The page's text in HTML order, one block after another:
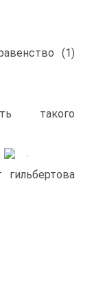
(1)
такого
.